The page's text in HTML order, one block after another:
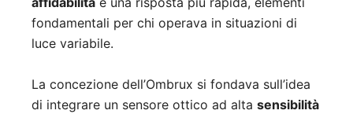
fondamentali per chi operava in situazioni di
luce variabile.
La concezione dell’Ombrux si fondava sull’idea
di integrare un sensore ottico ad alta sensibilità